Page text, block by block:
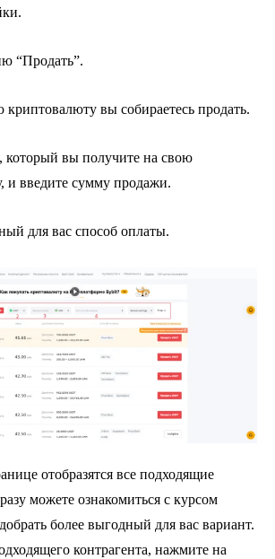
“Продать”.
вы собираетесь продать.
который вы получите на свою
и введите сумму продажи.
для вас способ оплаты.
отобразятся все подходящие
можете ознакомиться с курсом
более выгодный для вас вариант.
контрагента, нажмите на